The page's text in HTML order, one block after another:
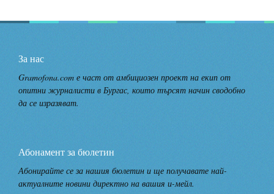
За нас
Gramofona.com е част от амбициозен проект на екип от
опитни журналисти в Бургас, които търсят начин сводобно
да се изразяват.
Абонамент за бюлетин
Абонирайте се за нашия бюлетин и ще получавате най-
актуалните новини директно на вашия и-мейл.